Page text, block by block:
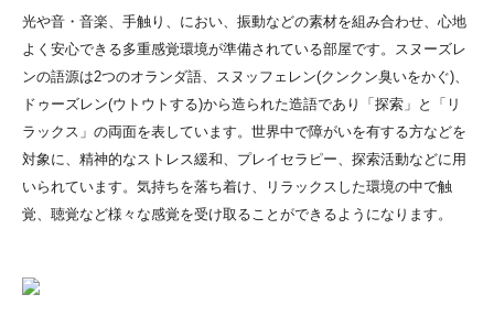
光や音・音楽、手触り、におい、振動などの素材を組み合わせ、心地
よく安心できる多重感覚環境が準備されている部屋です。スヌーズレ
ンの語源は2つのオランダ語、スヌッフェレン(クンクン臭いをかぐ)、
ドゥーズレン(ウトウトする)から造られた造語であり「探索」と「リ
ラックス」の両面を表しています。世界中で障がいを有する方などを
対象に、精神的なストレス緩和、プレイセラピー、探索活動などに用
いられています。気持ちを落ち着け、リラックスした環境の中で触
覚、聴覚など様々な感覚を受け取ることができるようになります。